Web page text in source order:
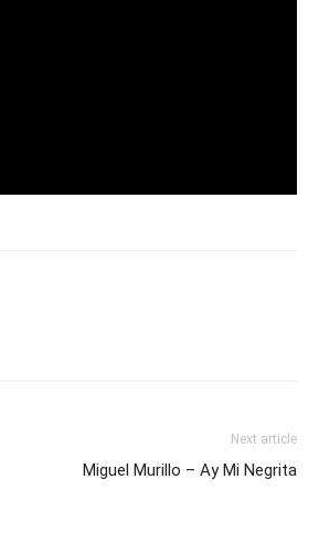
Next article
Miguel Murillo – Ay Mi Negrita